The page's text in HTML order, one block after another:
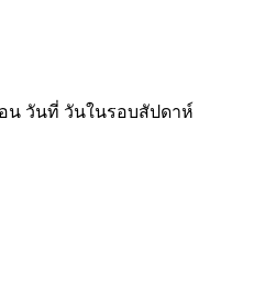
น วันที่ วันในรอบสัปดาห์